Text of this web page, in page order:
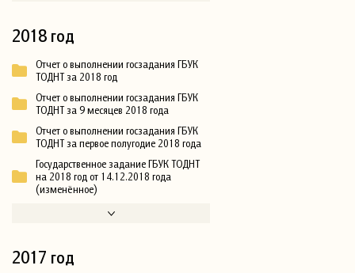
2018 год
Отчет о выполнении госзадания ГБУК
ТОДНТ за 2018 год
Отчет о выполнении госзадания ГБУК
ТОДНТ за 9 месяцев 2018 года
Отчет о выполнении госзадания ГБУК
ТОДНТ за первое полугодие 2018 года
Государственное задание ГБУК ТОДНТ
на 2018 год от 14.12.2018 года
(изменённое)
2017 год